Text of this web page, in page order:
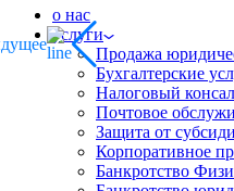
о нас
услуги
Продажа
Бухгалтерские
Налоговый
Почтовое
Защита от
Корпоративное
Банкротство